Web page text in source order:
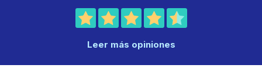
Leer más opiniones